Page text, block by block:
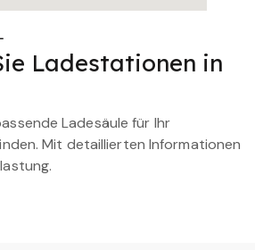
Ladestationen in
Ladesäule für Ihr
Mit detaillierten Informationen